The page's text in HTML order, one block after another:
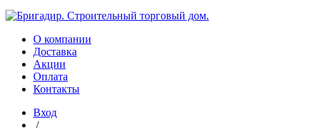
оцинкованный
фасовка
500
гр
О компании
Доставка
Акции
Оплата
Контакты
Вход
/